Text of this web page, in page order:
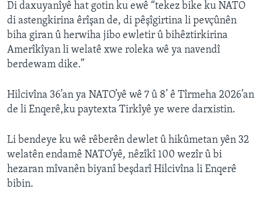
Di daxuyanîyê hat gotin ku ewê “tekez bike ku NATO
di astengkirina êrîşan de, di pêşîgirtina li pevçûnên
biha giran û herwiha jibo ewletir û bihêztirkirina
Amerîkîyan li welatê xwe roleka wê ya navendî
berdewam dike.”
Hilcivîna 36’an ya NATO’yê wê 7 û 8’ ê Tîrmeha 2026’an
de li Enqerê,ku paytexta Tirkîyê ye were darxistin.
Li bendeye ku wê rêberên dewlet û hikûmetan yên 32
welatên endamê NATO’yê, nêzîkî 100 wezîr û bi
hezaran mîvanên biyanî beşdarî Hilcivîna li Enqerê
bibin.